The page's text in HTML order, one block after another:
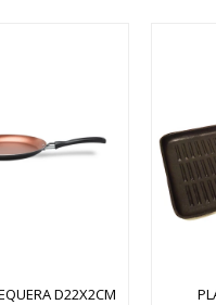
D22X2CM